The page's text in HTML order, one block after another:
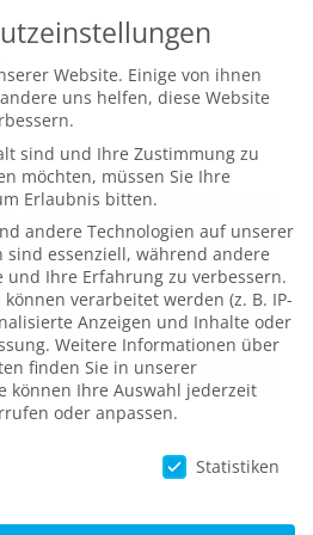
Website. Einige von ihnen
uns helfen, diese Website
sind und Ihre Zustimmung zu
möchten, müssen Sie Ihre
Erlaubnis bitten.
andere Technologien auf unserer
sind essenziell, während andere
und Ihre Erfahrung zu verbessern.
verarbeitet werden (z. B. IP-
Anzeigen und Inhalte oder
Weitere Informationen über
finden Sie in unserer
können Ihre Auswahl jederzeit
oder anpassen.
Statistiken